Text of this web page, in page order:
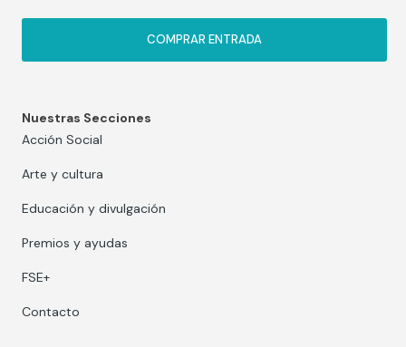
COMPRAR ENTRADA
Nuestras Secciones
Acción Social
Arte y cultura
Educación y divulgación
Premios y ayudas
FSE+
Contacto